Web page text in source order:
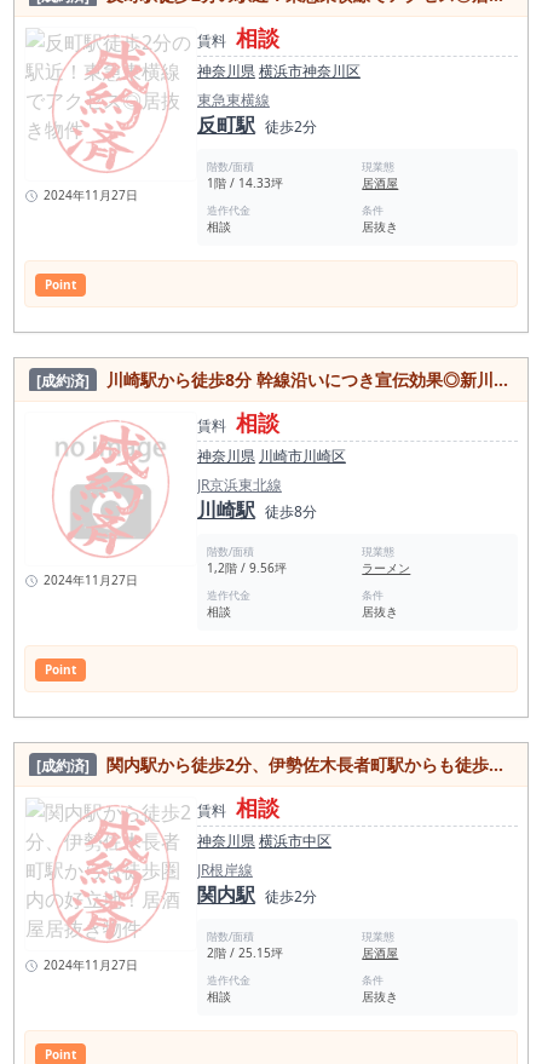
2024年11月27日
賃料 相談
神奈川県横浜市神奈川区
東急東横線
反町駅 徒歩2分
階数/面積
1階 / 14.33坪
現業態
居酒屋
造作代金
相談
条件
居抜き
Point
[成約済] 川崎駅から徒歩8分 幹線沿いにつき宣伝効果◎新川通り沿いの店舗物件
2024年11月27日
賃料 相談
神奈川県 川崎市川崎区
JR京浜東北線
川崎駅 徒歩8分
階数/面積
1,2階 / 9.56坪
現業態
ラーメン
造作代金
相談
条件
居抜き
Point
[成約済] 関内駅から徒歩2分、伊勢佐木長者町駅からも徒歩圏内の好立地！居酒屋居抜き物件
2024年11月27日
賃料 相談
神奈川県横浜市中区
JR根岸線
関内駅 徒歩2分
階数/面積
2階 / 25.15坪
現業態
居酒屋
造作代金
相談
条件
居抜き
Point